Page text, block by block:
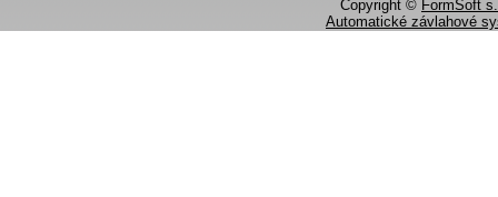
Copyright © FormSoft
Automatické závlahové